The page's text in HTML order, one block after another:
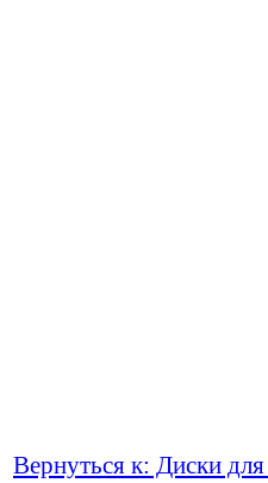
Вернуться к: Диски для